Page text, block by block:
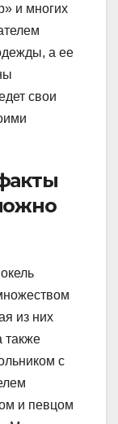
и многих
а ее
свои
из них
также
с
и певцом